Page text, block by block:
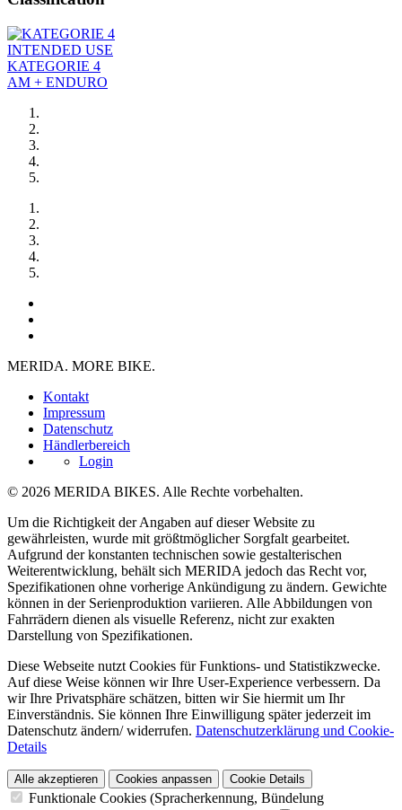
INTENDED USE
KATEGORIE 4
AM + ENDURO
MERIDA. MORE BIKE.
Kontakt
Impressum
Datenschutz
Händlerbereich
Login
© 2026 MERIDA BIKES. Alle Rechte vorbehalten.
Um die Richtigkeit der Angaben auf dieser Website zu
gewährleisten, wurde mit größtmöglicher Sorgfalt gearbeitet.
Aufgrund der konstanten technischen sowie gestalterischen
Weiterentwicklung, behält sich MERIDA jedoch das Recht vor,
Spezifikationen ohne vorherige Ankündigung zu ändern. Gewichte
können in der Serienproduktion variieren. Alle Abbildungen von
Fahrrädern dienen als visuelle Referenz, nicht zur exakten
Darstellung von Spezifikationen.
Diese Webseite nutzt Cookies für Funktions- und Statistikzwecke.
Auf diese Weise können wir Ihre User-Experience verbessern. Da
wir Ihre Privatsphäre schätzen, bitten wir Sie hiermit um Ihr
Einverständnis. Sie können Ihre Einwilligung später jederzeit im
Datenschutz ändern/ widerrufen. Datenschutzerklärung und Cookie-
Details
Alle akzeptieren Cookies anpassen Cookie Details
Funktionale Cookies (Spracherkennung, Bündelung